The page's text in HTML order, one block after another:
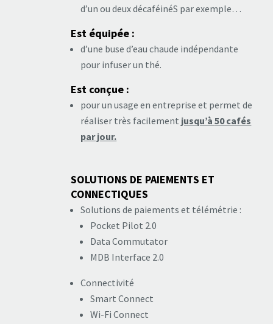
d’un ou deux décaféinéS par exemple…
Est équipée :
d’une buse d’eau chaude indépendante
pour infuser un thé.
Est conçue :
pour un usage en entreprise et permet de
réaliser très facilement jusqu’à50 cafés
par jour.
SOLUTIONS DE PAIEMENTS ET
CONNECTIQUES
Solutions de paiements et télémétrie :
Pocket Pilot 2.0
Data Commutator
MDB Interface 2.0
Connectivité
Smart Connect
Wi-Fi Connect